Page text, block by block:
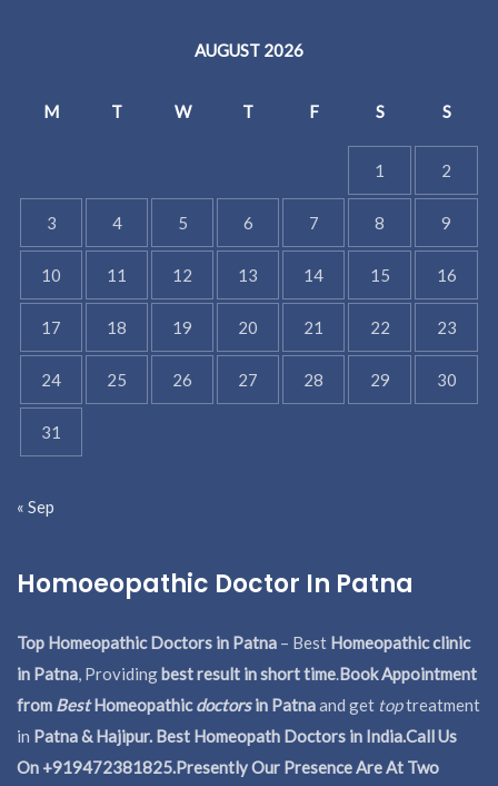
AUGUST 2026
M T W T F S S
1 2
3 4 5 6 7 8 9
10 11 12 13 14 15 16
17 18 19 20 21 22 23
24 25 26 27 28 29 30
31
« Sep
Homoeopathic Doctor In Patna
Top Homeopathic Doctors in Patna – Best Homeopathic clinic
in Patna, Providingbest result in short time.Book Appointment
from BestHomeopathicdoctorsin Patnaand get toptreatment
in Patna & Hajipur. Best Homeopath Doctors in India.Call Us
On +919472381825.Presently Our Presence Are At Two